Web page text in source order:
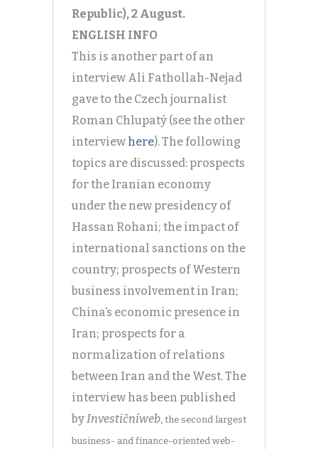
Republic), 2 August.
ENGLISH INFO
This is another part of an
interview Ali Fathollah-Nejad
gave to the Czech journalist
Roman Chlupatý (see the other
interview here). The following
topics are discussed: prospects
for the Iranian economy
under the new presidency of
Hassan Rohani; the impact of
international sanctions on the
country; prospects of Western
business involvement in Iran;
China’s economic presence in
Iran; prospects for a
normalization of relations
between Iran and the West. The
interview has been published
byInvestičníweb, the second largest
business- and finance-oriented web-